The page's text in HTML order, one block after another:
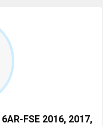
FSE 2016, 2017,